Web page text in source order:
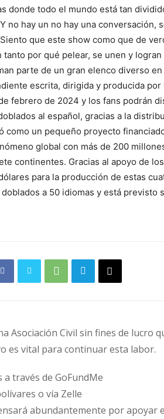
donde todo el mundo está tan
no hay un no hay una conversación,
que este show como que de
por qué pelear, se unen y logran
parte de un gran elenco diverso
escrita, dirigida y producida
febrero de 2024 y los fans podrán
al español, gracias a la
como un pequeño proyecto
global con más de 200
continentes. Gracias al apoyo de
para la producción de estas
a 50 idiomas y está previsto
Asociación Civil sin fines de lucro
es vital para continuar esta labor.
través de GoFundMe
o vía Zelle
abundantemente por apoyar